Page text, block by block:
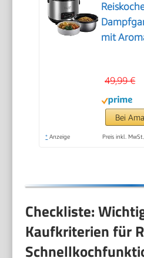
mit
Gartopf,
49,99 €
Bei
* Anzeige Preis inkl.
Checkliste:
Kaufkriterien für